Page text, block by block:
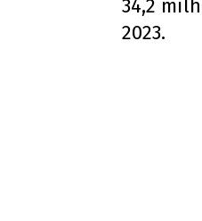
34,2
2023.